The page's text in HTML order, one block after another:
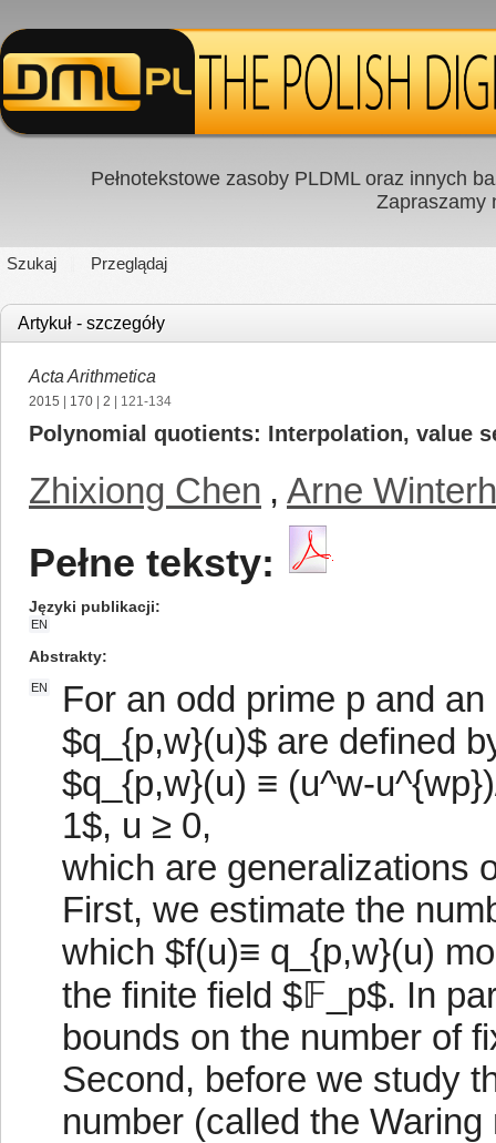
Pełnotekstowe zasoby PLDML oraz innych
Zapraszamy
Szukaj Przeglądaj
Artykuł - szczegóły
Acta Arithmetica
2015 170 2 | 121-134
Polynomial quotients: Interpolation, value
Zhixiong Chen , Arne
Pełne teksty:
Języki publikacji
EN
Abstrakty
EN
For an odd prime p and
$q_{p,w}(u)$ are defined
$q_{p,w}(u) ≡ (u^w-
1$, u ≥ 0,
which are generalizations
First, we estimate the
which $f(u)≡ q_{p,w}(u)
the finite field $𝔽_p$. In
bounds on the number of
Second, before we study
number (called the